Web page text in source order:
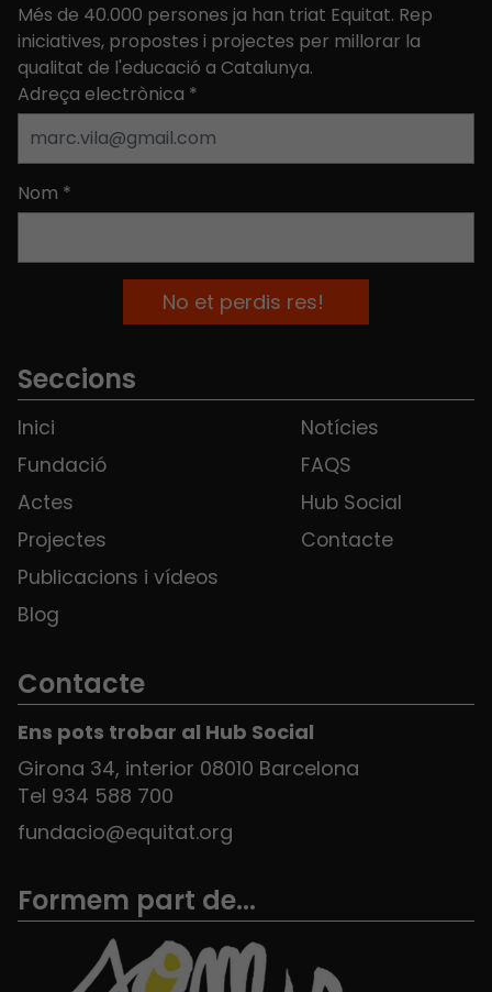
Més de 40.000 persones ja han triat Equitat. Rep
iniciatives, propostes i projectes per millorar la
qualitat de l'educació a Catalunya.
Adreça electrònica *
Nom *
Seccions
Inici
Fundació
Actes
Projectes
Publicacions i vídeos
Blog
Notícies
FAQS
Hub Social
Contacte
Contacte
Ens pots trobar al Hub Social
Girona 34, interior 08010 Barcelona
Tel 934 588 700
fundacio@equitat.org
Formem part de...